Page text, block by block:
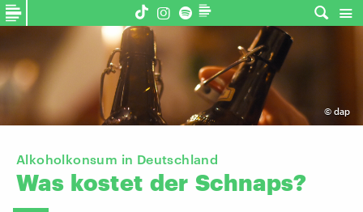
© dap
Alkoholkonsum in Deutschland
Was kostet der Schnaps?